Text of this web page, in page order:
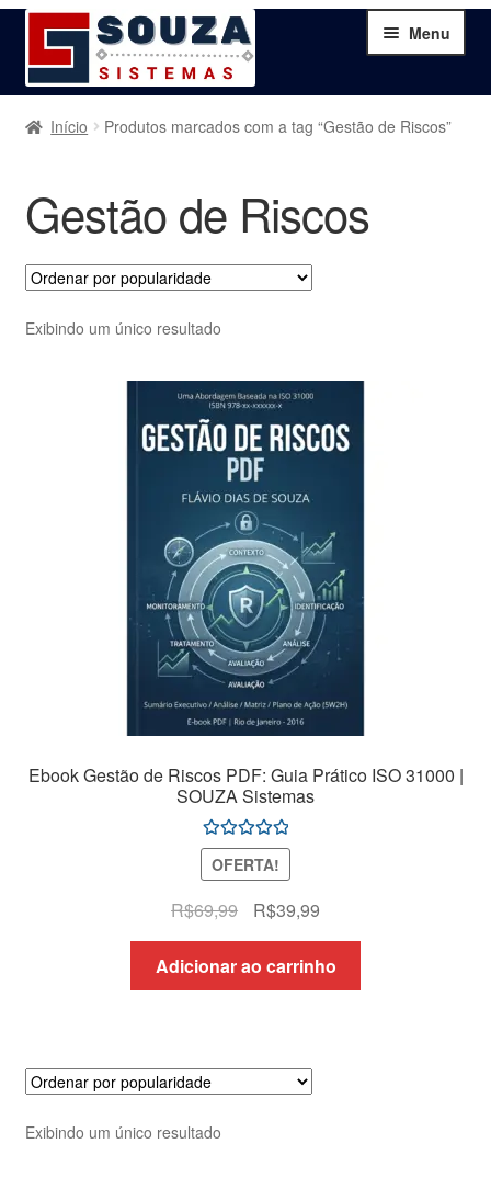
Pular
para
navegação
Pular
para
o
conteúdo
Menu
Home
Serviços
Produtos
Início Produtos marcados com a tag “Gestão de Riscos”
Gestão de Riscos
Exibindo um único resultado
Ebook Gestão de Riscos PDF: Guia Prático ISO 31000 |
SOUZA Sistemas
Avaliação
5.00de 5
OFERTA!
R$69,99
O
preço
original
era:
R$39,99O
preço
atual
é:
Adicionar ao carrinho
Exibindo um único resultado